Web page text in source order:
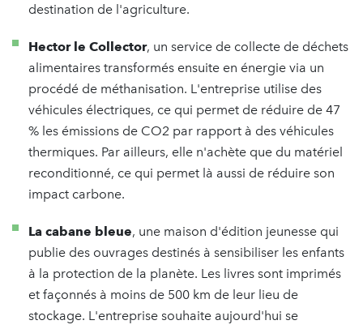
destination de l'agriculture.
Hector le Collector, un service de collecte de déchets
alimentaires transformés ensuite en énergie via un
procédé de méthanisation. L'entreprise utilise des
véhicules électriques, ce qui permet de réduire de 47
% les émissions de CO2 par rapport à des véhicules
thermiques. Par ailleurs, elle n'achète que du matériel
reconditionné, ce qui permet là aussi de réduire son
impact carbone.
La cabane bleue, une maison d'édition jeunesse qui
publie des ouvrages destinés à sensibiliser les enfants
à la protection de la planète. Les livres sont imprimés
et façonnés à moins de 500 km de leur lieu de
stockage. L'entreprise souhaite aujourd'hui se